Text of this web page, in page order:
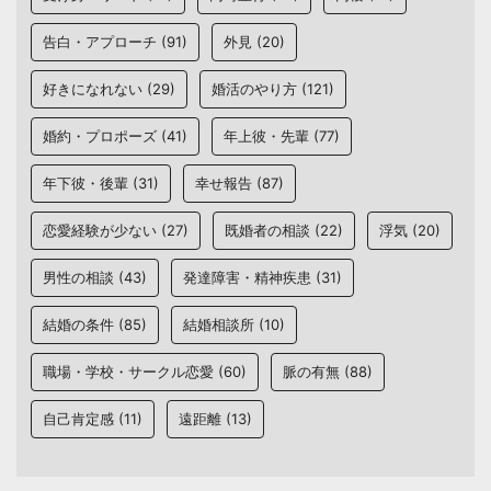
告白・アプローチ (91) 外見 (20)
好きになれない (29) 婚活のやり方 (121)
婚約・プロポーズ (41) 年上彼・先輩 (77)
年下彼・後輩 (31) 幸せ報告 (87)
恋愛経験が少ない (27) 既婚者の相談 (22) 浮気 (20)
男性の相談 (43) 発達障害・精神疾患 (31)
結婚の条件 (85) 結婚相談所 (10)
職場・学校・サークル恋愛 (60) 脈の有無 (88)
自己肯定感 (11) 遠距離 (13)